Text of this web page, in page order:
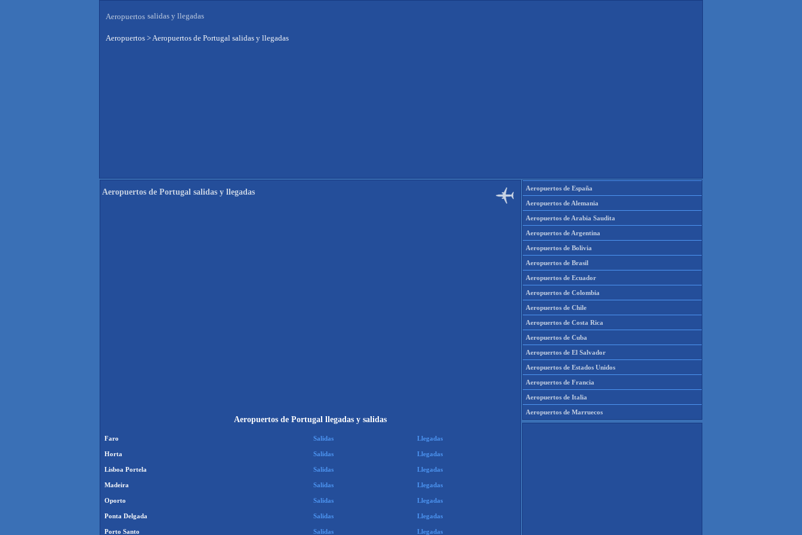
Aeropuertos salidas y llegadas
Aeropuertos >Aeropuertos de Portugal salidas y llegadas
Aeropuertos de Portugal salidas y llegadas
Aeropuertos de Portugal llegadas y salidas
Faro Salidas Llegadas
Horta Salidas Llegadas
Lisboa Portela Salidas Llegadas
Madeira Salidas Llegadas
Oporto Salidas Llegadas
Ponta Delgada Salidas Llegadas
Porto Santo Salidas Llegadas
Aeropuertos de España
Aeropuertos de Alemania
Aeropuertos de Arabia Saudita
Aeropuertos de Argentina
Aeropuertos de Bolivia
Aeropuertos de Brasil
Aeropuertos de Ecuador
Aeropuertos de Colombia
Aeropuertos de Chile
Aeropuertos de Costa Rica
Aeropuertos de Cuba
Aeropuertos de El Salvador
Aeropuertos de Estados Unidos
Aeropuertos de Francia
Aeropuertos de Italia
Aeropuertos de Marruecos